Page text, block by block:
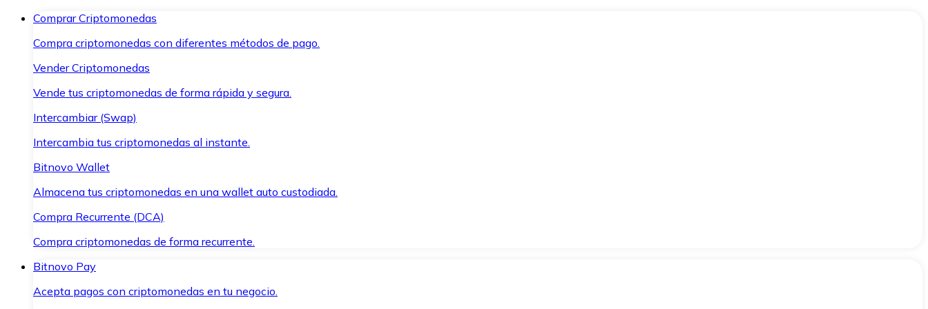
Comprar Criptomonedas
Compra criptomonedas con diferentes métodos de pago.
Vender Criptomonedas
Vende tus criptomonedas de forma rápida y segura.
Intercambiar (Swap)
Intercambia tus criptomonedas al instante.
Bitnovo Wallet
Almacena tus criptomonedas en una wallet auto custodiada.
Compra Recurrente (DCA)
Compra criptomonedas de forma recurrente.
Bitnovo Pay
Acepta pagos con criptomonedas en tu negocio.